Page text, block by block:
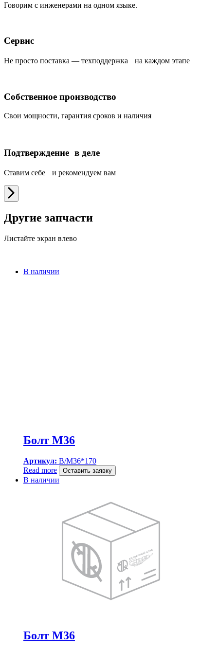
Говорим с инженерами на одном языке.
Сервис
Не просто поставка — техподдержка на каждом этапе
Собственное производство
Свои мощности, гарантия сроков и наличия
Подтверждение в деле
Ставим себе и рекомендуем вам
Другие запчасти
Листайте экран влево
В наличии
Болт M36
Артикул: B/M36*170
Read more
Оставить заявку
В наличии
Болт M36